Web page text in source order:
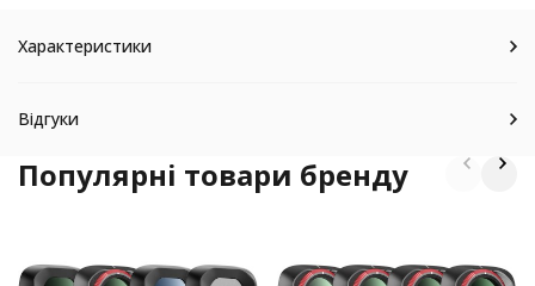
Характеристики
Відгуки
Популярні товари бренду